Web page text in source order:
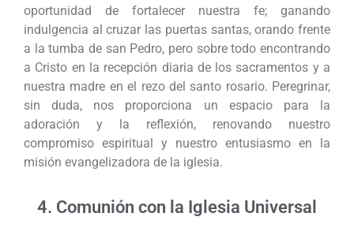
oportunidad de fortalecer nuestra fe; ganando
indulgencia al cruzar las puertas santas, orando frente
a la tumba de san Pedro, pero sobre todo encontrando
a Cristo en la recepción diaria de los sacramentos y a
nuestra madre en el rezo del santo rosario. Peregrinar,
sin duda, nos proporciona un espacio para la
adoración y la reflexión, renovando nuestro
compromiso espiritual y nuestro entusiasmo en la
misión evangelizadora de la iglesia.
4. Comunión con la Iglesia Universal